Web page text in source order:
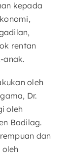
kepada
rentan
anak.
oleh
Dr.
oleh
Badilag.
dan